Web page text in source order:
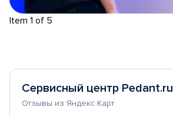
Item 1 of 5
Сервисный центр Pedant.ru
Отзывы из Яндекс Карт